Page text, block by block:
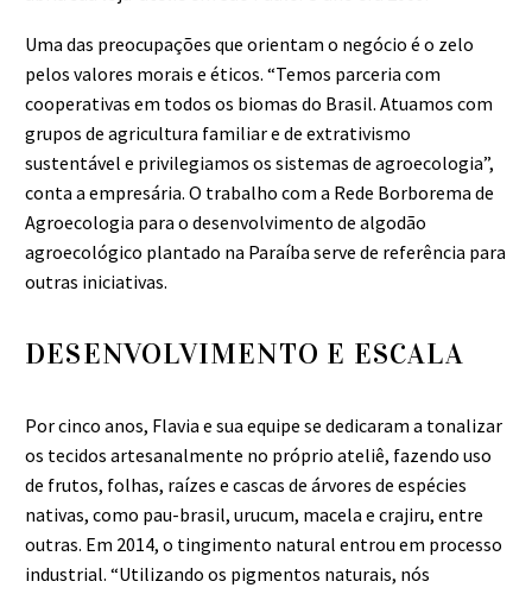
Uma das preocupações que orientam o negócio é o zelo
pelos valores morais e éticos. “Temos parceria com
cooperativas em todos os biomas do Brasil. Atuamos com
grupos de agricultura familiar e de extrativismo
sustentável e privilegiamos os sistemas de agroecologia”,
conta a empresária. O trabalho com a Rede Borborema de
Agroecologia para o desenvolvimento de algodão
agroecológico plantado na Paraíba serve de referência para
outras iniciativas.
DESENVOLVIMENTO E ESCALA
Por cinco anos, Flavia e sua equipe se dedicaram a tonalizar
os tecidos artesanalmente no próprio ateliê, fazendo uso
de frutos, folhas, raízes e cascas de árvores de espécies
nativas, como pau-brasil, urucum, macela e crajiru, entre
outras. Em 2014, o tingimento natural entrou em processo
industrial. “Utilizando os pigmentos naturais, nós